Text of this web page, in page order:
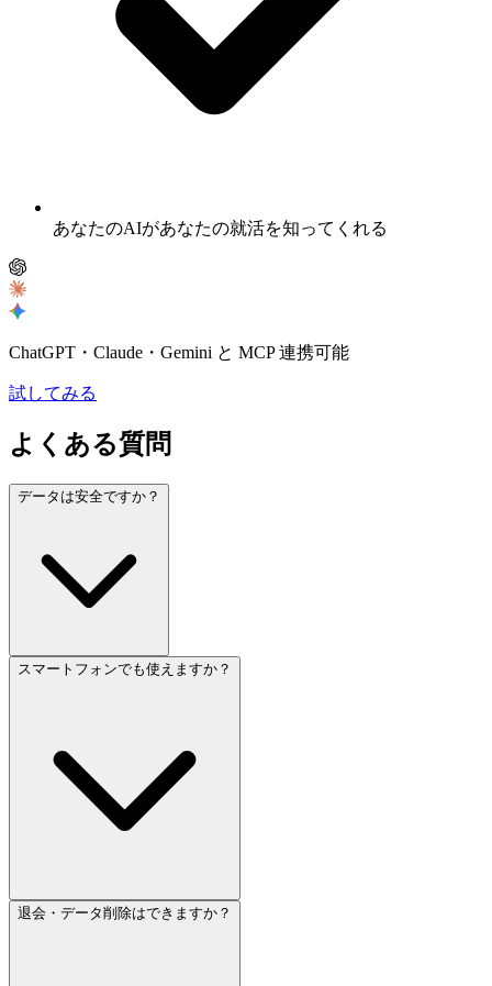
あなたのAIがあなたの就活を知ってくれる
ChatGPT・Claude・Gemini と MCP 連携可能
試してみる
よくある質問
データは安全ですか？
スマートフォンでも使えますか？
退会・データ削除はできますか？